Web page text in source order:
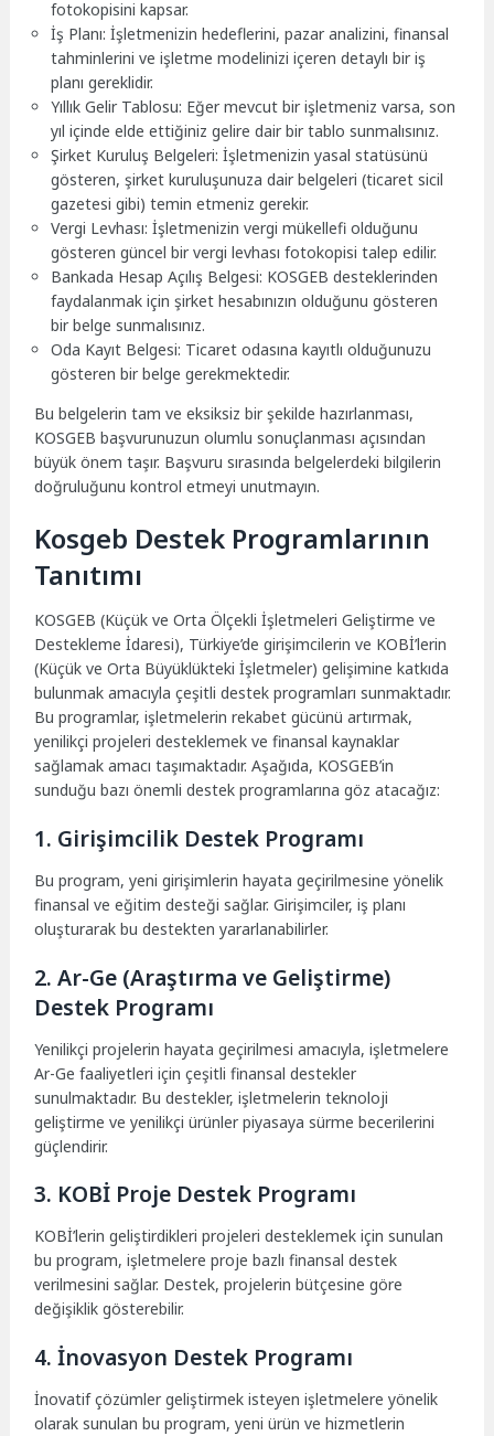
fotokopisini kapsar.
İş Planı: İşletmenizin hedeflerini, pazar analizini, finansal
tahminlerini ve işletme modelinizi içeren detaylı bir iş
planı gereklidir.
Yıllık Gelir Tablosu: Eğer mevcut bir işletmeniz varsa, son
yıl içinde elde ettiğiniz gelire dair bir tablo sunmalısınız.
Şirket Kuruluş Belgeleri: İşletmenizin yasal statüsünü
gösteren, şirket kuruluşunuza dair belgeleri (ticaret sicil
gazetesi gibi) temin etmeniz gerekir.
Vergi Levhası: İşletmenizin vergi mükellefi olduğunu
gösteren güncel bir vergi levhası fotokopisi talep edilir.
Bankada Hesap Açılış Belgesi: KOSGEB desteklerinden
faydalanmak için şirket hesabınızın olduğunu gösteren
bir belge sunmalısınız.
Oda Kayıt Belgesi: Ticaret odasına kayıtlı olduğunuzu
gösteren bir belge gerekmektedir.
Bu belgelerin tam ve eksiksiz bir şekilde hazırlanması,
KOSGEB başvurunuzun olumlu sonuçlanması açısından
büyük önem taşır. Başvuru sırasında belgelerdeki bilgilerin
doğruluğunu kontrol etmeyi unutmayın.
Kosgeb Destek Programlarının
Tanıtımı
KOSGEB (Küçük ve Orta Ölçekli İşletmeleri Geliştirme ve
Destekleme İdaresi), Türkiye’de girişimcilerin ve KOBİ’lerin
(Küçük ve Orta Büyüklükteki İşletmeler) gelişimine katkıda
bulunmak amacıyla çeşitli destek programları sunmaktadır.
Bu programlar, işletmelerin rekabet gücünü artırmak,
yenilikçi projeleri desteklemek ve finansal kaynaklar
sağlamak amacı taşımaktadır. Aşağıda, KOSGEB’in
sunduğu bazı önemli destek programlarına göz atacağız:
1. Girişimcilik Destek Programı
Bu program, yeni girişimlerin hayata geçirilmesine yönelik
finansal ve eğitim desteği sağlar. Girişimciler, iş planı
oluşturarak bu destekten yararlanabilirler.
2. Ar-Ge (Araştırma ve Geliştirme)
Destek Programı
Yenilikçi projelerin hayata geçirilmesi amacıyla, işletmelere
Ar-Ge faaliyetleri için çeşitli finansal destekler
sunulmaktadır. Bu destekler, işletmelerin teknoloji
geliştirme ve yenilikçi ürünler piyasaya sürme becerilerini
güçlendirir.
3. KOBİ Proje Destek Programı
KOBİ’lerin geliştirdikleri projeleri desteklemek için sunulan
bu program, işletmelere proje bazlı finansal destek
verilmesini sağlar. Destek, projelerin bütçesine göre
değişiklik gösterebilir.
4. İnovasyon Destek Programı
İnovatif çözümler geliştirmek isteyen işletmelere yönelik
olarak sunulan bu program, yeni ürün ve hizmetlerin